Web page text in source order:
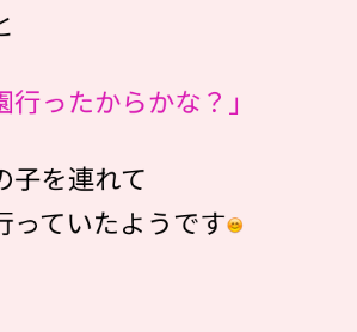
行ったからかな？」
子を連れて
っていたようです